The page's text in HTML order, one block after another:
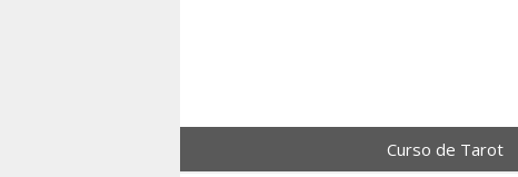
Curso de Tarot